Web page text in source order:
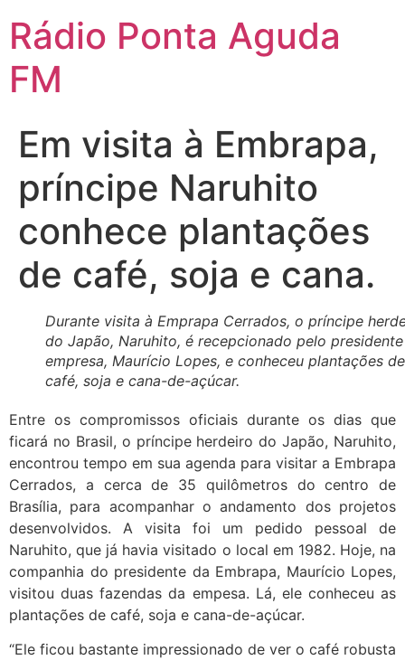
para
conteúdo
Rádio Ponta Aguda
FM
Em visita à Embrapa,
príncipe Naruhito
conhece plantações
de café, soja e cana.
Durante visita à Emprapa Cerrados, o príncipe
do Japão, Naruhito, é recepcionado pelo
empresa, Maurício Lopes, e conheceu plantações de
café, soja e cana-de-açúcar.
Entre os compromissos oficiais durante os dias que
ficará no Brasil, o príncipe herdeiro do Japão, Naruhito,
encontrou tempo em sua agenda para visitar a Embrapa
Cerrados, a cerca de 35 quilômetros do centro de
Brasília, para acompanhar o andamento dos projetos
desenvolvidos. A visita foi um pedido pessoal de
Naruhito, que já havia visitado o local em 1982. Hoje, na
companhia do presidente da Embrapa, Maurício Lopes,
visitou duas fazendas da empesa. Lá, ele conheceu as
plantações de café, soja e cana-de-açúcar.
“Ele ficou bastante impressionado de ver o café robusta